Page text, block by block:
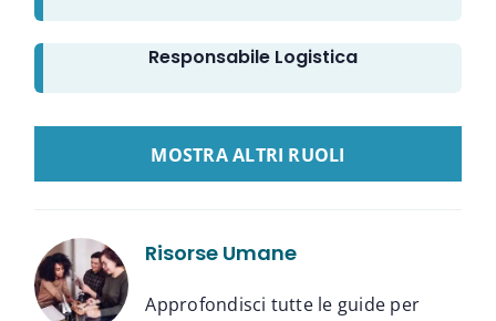
Responsabile Logistica
Risorse Umane
Approfondisci tutte le guide per